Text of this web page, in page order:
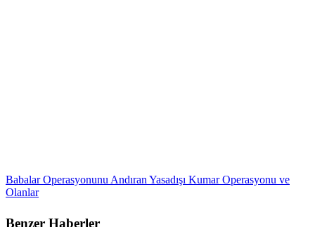
Babalar Operasyonunu Andıran Yasadışı Kumar Operasyonu ve
Olanlar
Benzer Haberler